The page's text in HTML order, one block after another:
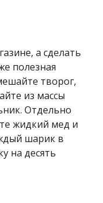
а сделать
полезная
творог,
из массы
Отдельно
жидкий мед и
шарик в
на десять